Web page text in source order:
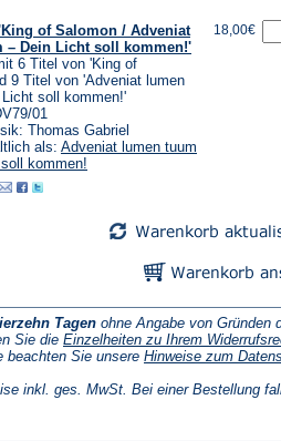
of Salomon / Adveniat
– Dein Licht soll kommen!'
6 Titel von 'King of
9 Titel von 'Adveniat lumen
soll kommen!'
01
Thomas Gabriel
als: Adveniat lumen tuum
kommen!
18,00€
Tagen ohne Angabe von Gründen
Sie die Einzelheiten zu Ihrem
beachten Sie unsere Hinweise zum
inkl. ges. MwSt. Bei einer Bestellung